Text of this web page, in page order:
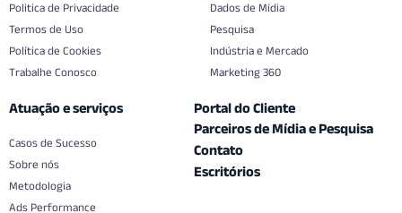
Politica de Privacidade
Termos de Uso
Política de Cookies
Trabalhe Conosco
Dados de Mídia
Pesquisa
Indústria e Mercado
Marketing 360
Atuação e serviços
Casos de Sucesso
Sobre nós
Metodologia
Ads Performance
Portal do Cliente
Parceiros de Mídia e Pesquisa
Contato
Escritórios